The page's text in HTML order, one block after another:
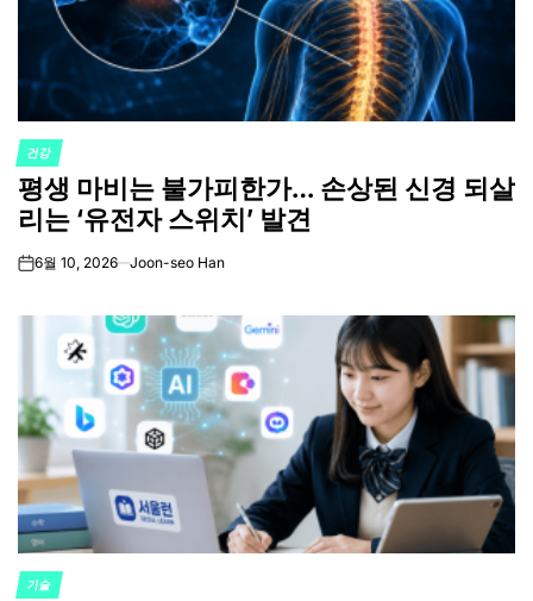
POSTED
IN
건강
평생 마비는 불가피한가… 손상된 신경 되살
리는 ‘유전자 스위치’ 발견
on6월 10, 2026 Joon-seo Han
POSTED
기술